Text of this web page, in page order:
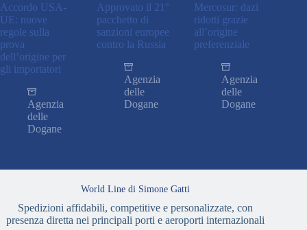
Accordo USA-
UE: nuove
regole sulla
prova
dell’origine per
gli importatori
Agenzia
delle
Dogane
Approvato il 21°
pacchetto di
sanzioni europee
contro la Russia
Agenzia
delle
Dogane
Mercosur: dazi
ridotti grazie
all’origine
preferenziale
Agenzia
delle
Dogane
World Line di Simone Gatti
Spedizioni affidabili, competitive e personalizzate, con
presenza diretta nei principali porti e aeroporti internazionali